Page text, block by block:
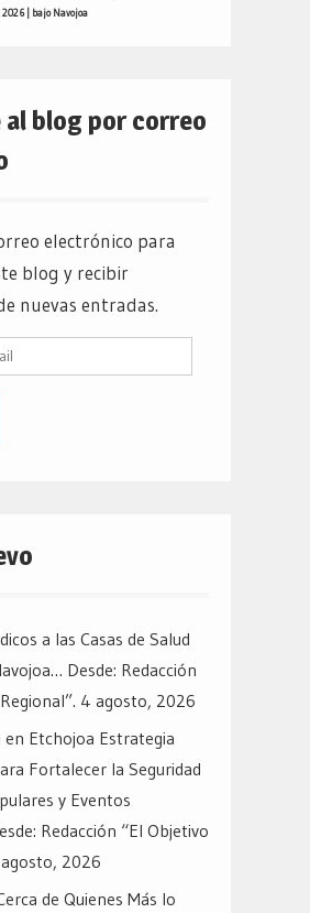
2026| bajoNavojoa
blog por correo
electrónico para
blog y recibir
nuevas entradas.
a las Casas de Salud
Desde: Redacción
4 agosto, 2026
Etchojoa Estrategia
Fortalecer la Seguridad
y Eventos
Redacción “El Objetivo
2026
de Quienes Más lo